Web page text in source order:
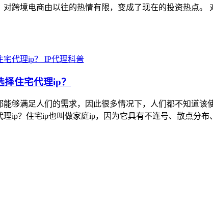
跨境电商由以往的热情有限，变成了现在的投资热点
IP代理科普
住宅代理ip？
够满足人们的需求，因此很多情况下，人们都不知道
ip？住宅ip也叫做家庭ip，因为它具有不连号、散点分